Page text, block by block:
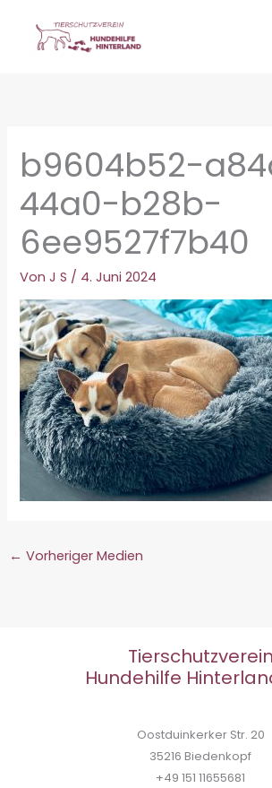
springen
b9604b52-
44a0-b28b-
6ee9527f7b40
VonJ S / 4. Juni 2024
← Vorheriger Medien
Tierschutzverein
Hundehilfe
Oostduinkerker Str. 20
35216 Biedenkopf
+49 151 11655681